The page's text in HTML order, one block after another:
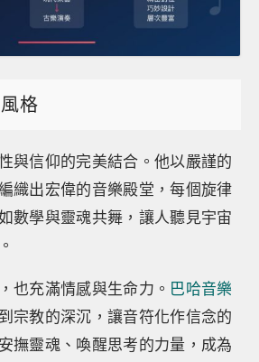
格
與信仰的完美結合。他以嚴謹的
織出宏偉的音樂殿堂，每個旋律
數學與靈魂共舞，讓人聽見宇宙
也充滿情感與生命力。 巴哈音樂
宗教的深沉，讓音符化作信念的
撫靈魂、喚醒思考的力量，成為